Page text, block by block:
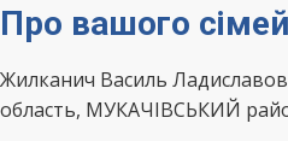
Про вашого
Жилканич Василь
область, МУКАЧІВСЬКИЙ